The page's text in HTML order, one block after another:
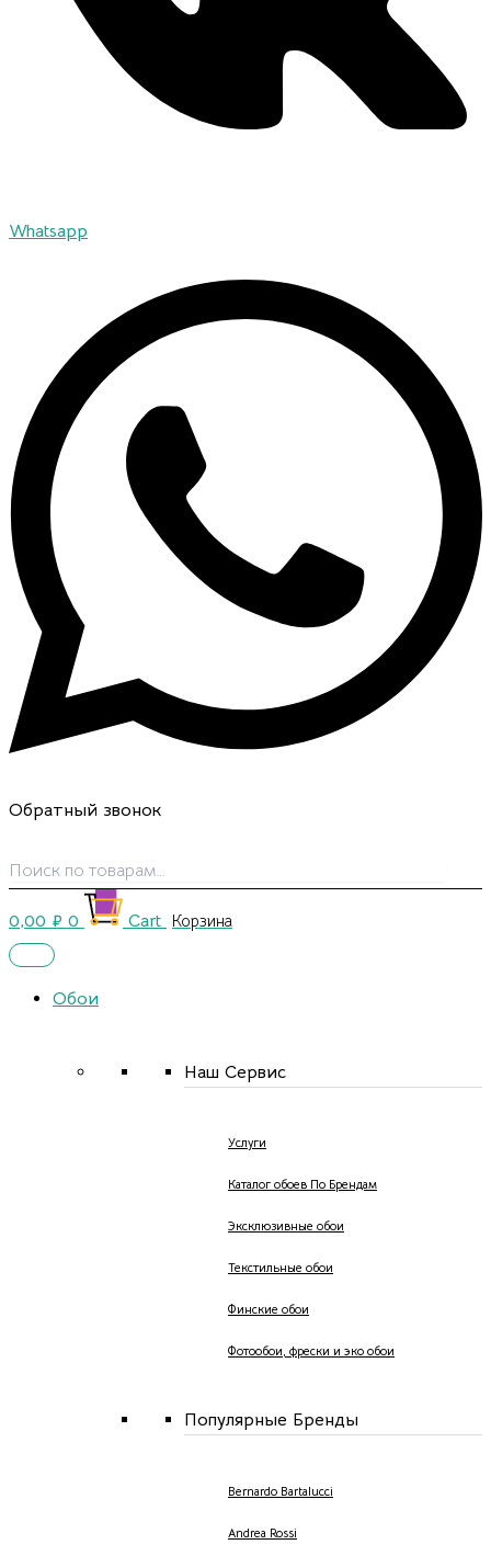
Whatsapp
Обратный звонок
0,00 ₽ 0 Cart
Обои
Наш Сервис
Услуги
Каталог обоев По Брендам
Эксклюзивные обои
Текстильные обои
Финские обои
Фотообои, фрески и эко обои
Популярные Бренды
Bernardo Bartalucci
Andrea Rossi